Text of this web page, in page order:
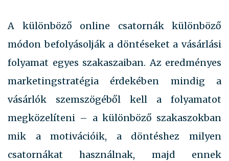
A különböző online csatornák különböző
módon befolyásolják a döntéseket a vásárlási
folyamat egyes szakaszaiban. Az eredményes
marketingstratégia érdekében mindig a
vásárlók szemszögéből kell a folyamatot
megközelíteni – a különböző szakaszokban
mik a motivációik, a döntéshez milyen
csatornákat használnak, majd ennek